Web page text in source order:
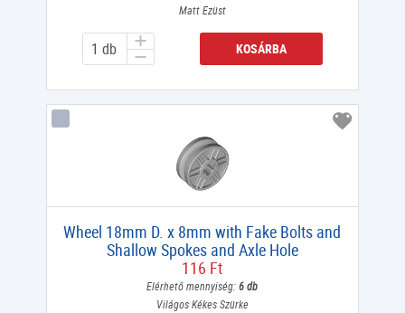
Matt Ezüst
KOSÁRBA
Wheel 18mm D. x 8mm with Fake Bolts and
Shallow Spokes and Axle Hole
116 Ft
Elérhető mennyiség:6 db
Világos Kékes Szürke